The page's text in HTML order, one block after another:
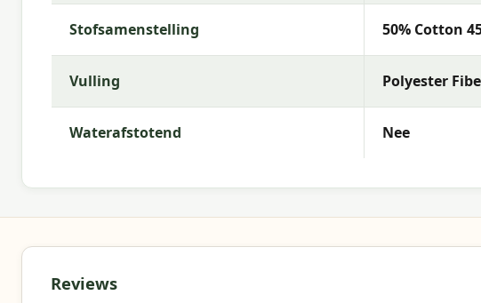
Stofsamenstelling 50% Cotton
Vulling Polyester
Waterafstotend Nee
Reviews